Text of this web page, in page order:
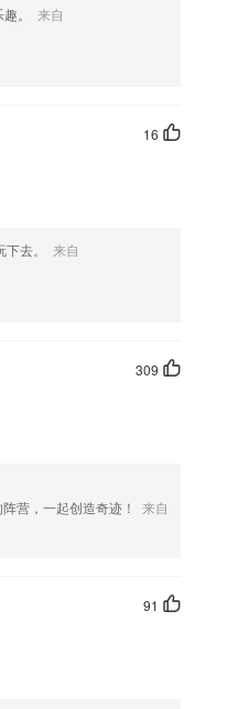
测并巩固拼音知识。
严格管理，确保质量。
考证结合起来，培养知
进行打分评论，说出您的
。
来自
16
去。
来自
309
营，一起创造奇迹！
来自
91